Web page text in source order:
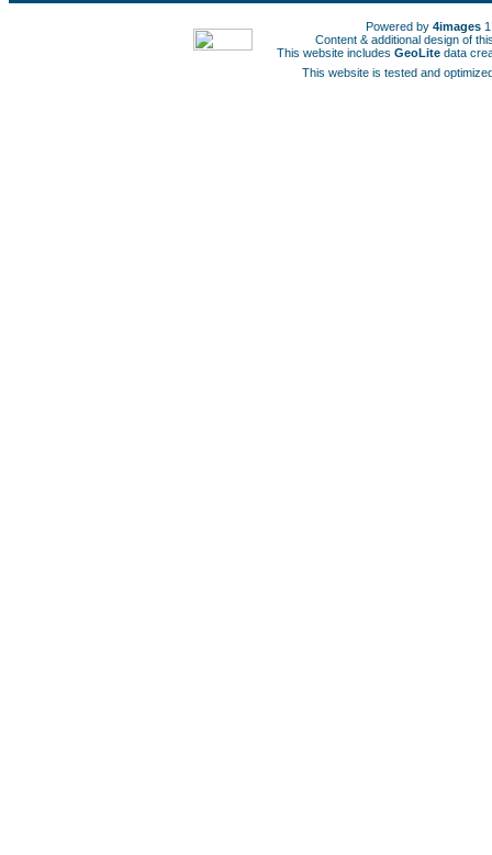
Powered by 4images
Content & additional design of
This website includes GeoLite data
This website is tested and